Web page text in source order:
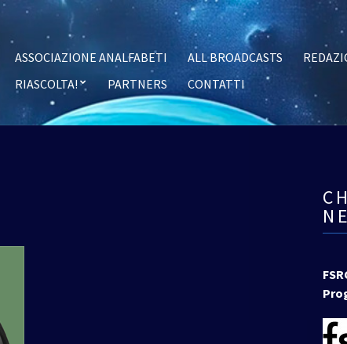
ASSOCIAZIONE ANALFABETI ALL BROADCASTS
RIASCOLTA!
PARTNERS CONTATTI